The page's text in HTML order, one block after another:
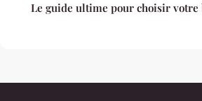
Le guide ultime pour choisir votre